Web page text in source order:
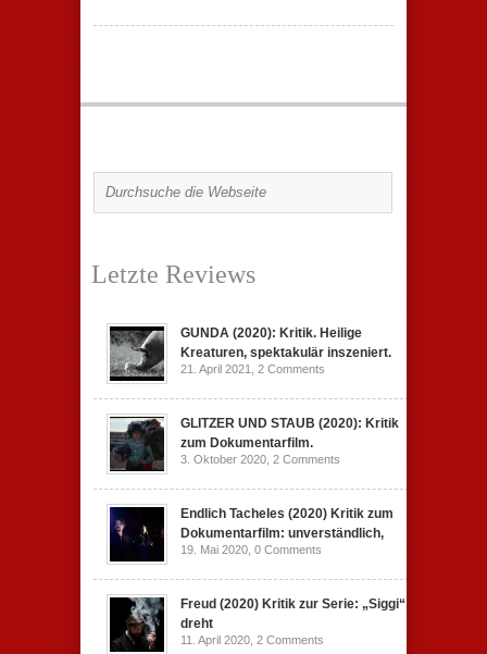
Letzte Reviews
GUNDA (2020): Kritik. Heilige
Kreaturen, spektakulär inszeniert.
21. April 2021, 2 Comments
GLITZER UND STAUB (2020): Kritik
zum Dokumentarfilm.
3. Oktober 2020, 2 Comments
Endlich Tacheles (2020) Kritik zum
Dokumentarfilm: unverständlich,
19. Mai 2020, 0 Comments
Freud (2020) Kritik zur Serie: „Siggi“
dreht
11. April 2020, 2 Comments